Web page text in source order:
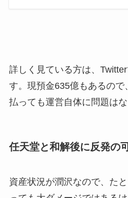
詳しく見ている方は、
す。現預金635億もあるので
払っても運営自体に問題はな
任天堂と和解後に反発の
資産状況が潤沢なので、た